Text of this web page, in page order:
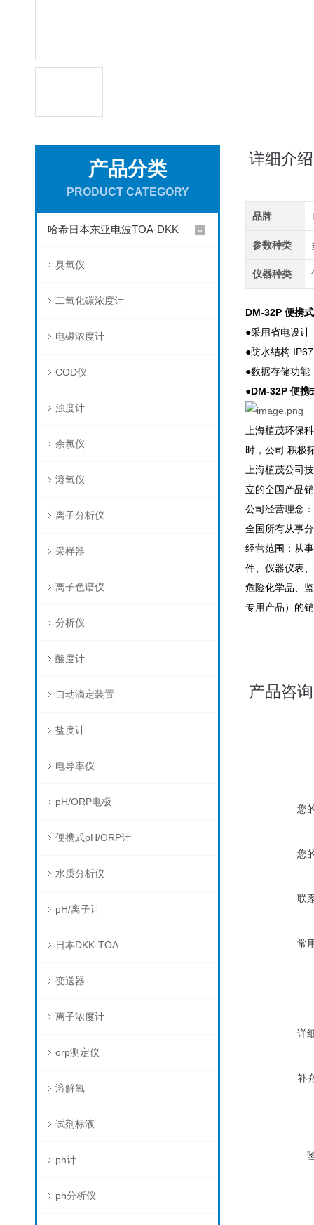
产品分类
PRODUCT CATEGORY
哈希日本东亚电波TOA-DKK
臭氧仪
二氧化碳浓度计
电磁浓度计
COD仪
浊度计
余氯仪
溶氧仪
离子分析仪
采样器
离子色谱仪
分析仪
酸度计
自动滴定装置
盐度计
电导率仪
pH/ORP电极
便携式pH/ORP计
水质分析仪
pH/离子计
日本DKK-TOA
变送器
离子浓度计
orp测定仪
溶解氧
试剂标液
ph计
ph分析仪
详细介绍
品牌
参数种类
仪器种类
DM-32P 便携
●采用省电设计
●防水结构
●数据存储功能
●DM-32P 便携
上海植茂环保
时，公司 积极
上海植茂公司
立的全国产品
公司经营理念
全国所有从事
经营范围：从
件、仪器仪表
危险化学品、
专用产品）的
产品咨询
您
您
联
常
详
补